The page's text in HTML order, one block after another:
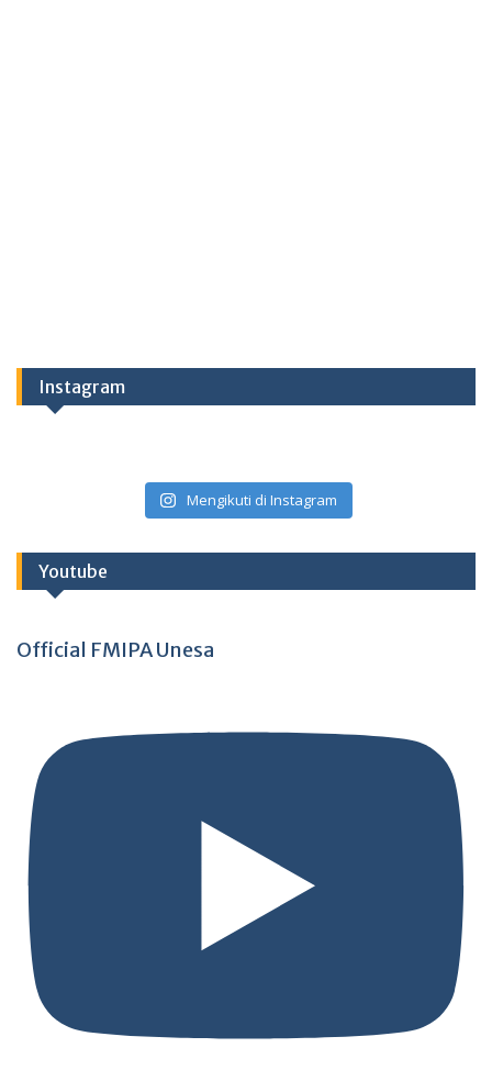
Instagram
Mengikuti di Instagram
Youtube
Official FMIPA Unesa